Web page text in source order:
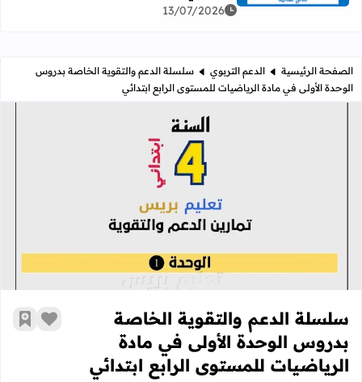
13/07/2026
الصفحة الرئيسية الدعم التربوي
سلسلة الدعم والتقوية الخاصة بدروس
الوحدة الأولى في مادة الرياضيات للمستوى الرابع ابتدائي
سلسلة الدعم والتقوية الخاصة
سلسلة الدعم والتقوية الخاصة
بدروس الوحدة الأولى في مادة
الرياضيات للمستوى الرابع ابتدائي
زر أضف